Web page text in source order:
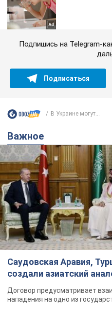
Подпишись на Telegram-
Подписаться
В Украине могут...
Важное
Саудовская Аравия,
создали азиатский
Договор предусматривает
нападения на одно из